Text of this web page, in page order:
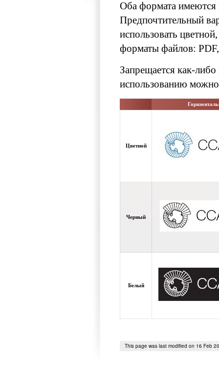
Оба формата имеются
Предпочтительный
использовать
форматы файлов:
Запрещается как-
использованию
Цветной
Черный
Белый
This page was last modified on 16 Feb